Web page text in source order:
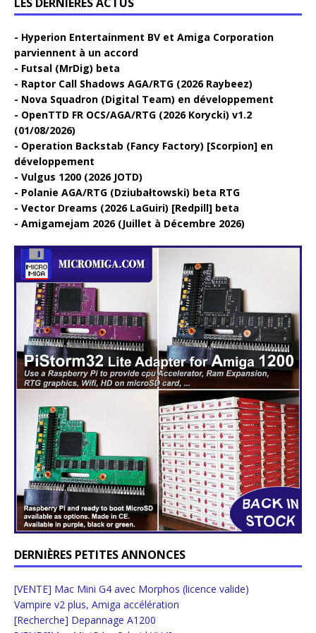
Hyperion Entertainment BV et Amiga Corporation
parviennent à un accord
Futsal (MrDig) beta
Raptor Call Shadows AGA/RTG (2026 Raybeez)
Nova Squadron (Digital Team) en développement
OpenTTD FR OCS/AGA/RTG (2026 Korycki) v1.2
(01/08/2026)
Operation Backstab (Fancy Factory) [Scorpion] en
développement
Vulgus 1200 (2026 JOTD)
Polanie AGA/RTG (Dziubałtowski) beta RTG
Vector Dreams (2026 LaGuiri) [Redpill] beta
Amigamejam 2026 (Juillet à Décembre 2026)
DERNIÈRES PETITES ANNONCES
[VENTE] Mac Mini G4 avec Morphos (licence valide)
Vampire v2 plus, Amiga accélération
[Recherche] Depannage A1200